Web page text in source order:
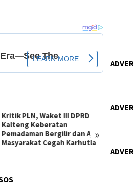
»
Kritik PLN, Waket III DPRD
Kalteng Keberatan
Pemadaman Bergilir dan Ajak
Masyarakat Cegah Karhutla